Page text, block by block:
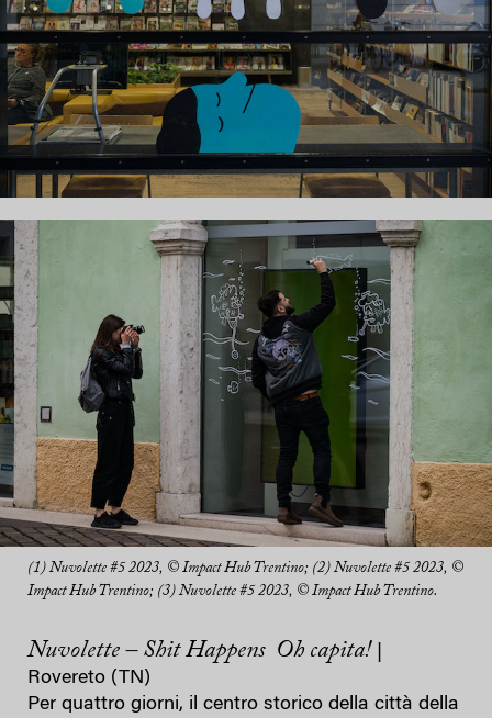
(1) Nuvolette #5 2023, © Impact Hub Trentino; (2) Nuvolette #5 2023, ©
Impact Hub Trentino; (3) Nuvolette #5 2023, © Impact Hub Trentino.
Nuvolette – Shit Happens Oh capita!
Rovereto (TN)
Per quattro giorni, il centro storico della città della